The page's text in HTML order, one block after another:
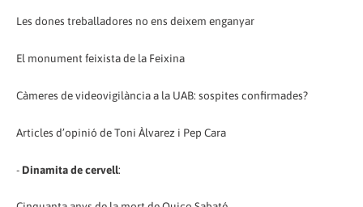
Les dones treballadores no ens deixem enganyar
El monument feixista de la Feixina
Càmeres de videovigilància a la UAB: sospites confirmades?
Articles d’opinió de Toni Àlvarez i Pep Cara
- Dinamita de cervell: